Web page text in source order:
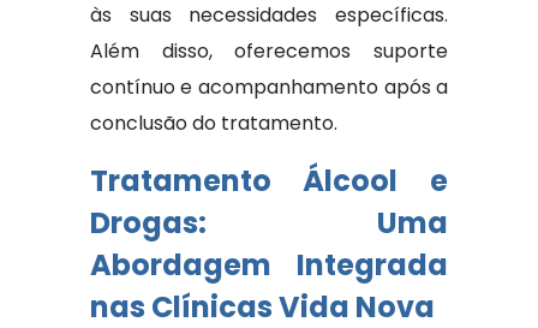
às suas necessidades específicas.
Além disso, oferecemos suporte
contínuo e acompanhamento após a
conclusão do tratamento.
Tratamento Álcool e
Drogas: Uma
Abordagem Integrada
nas Clínicas Vida Nova